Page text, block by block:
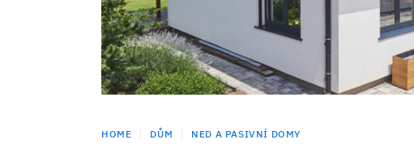
HOME DŮM NED A PASIVNÍ DOMY